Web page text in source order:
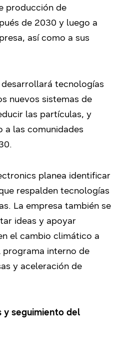
producción de
de 2030 y luego a
así como a sus
tecnologías
nuevos sistemas de
las partículas, y
a las comunidades
planea identificar
respalden tecnologías
La empresa también se
ideas y apoyar
el cambio climático a
programa interno de
y aceleración de
y seguimiento del